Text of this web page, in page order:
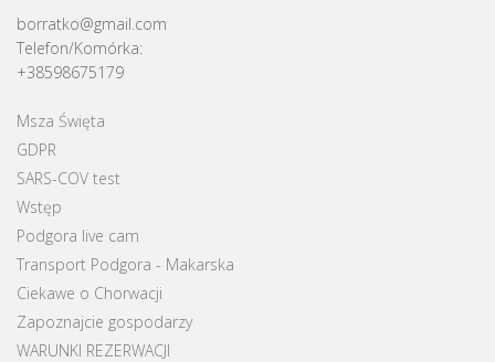
borratko@gmail.com
Telefon/Komórka:
+38598675179
Msza Święta
GDPR
SARS-COV test
Wstęp
Podgora live cam
Transport Podgora - Makarska
Ciekawe o Chorwacji
Zapoznajcie gospodarzy
WARUNKI REZERWACJI